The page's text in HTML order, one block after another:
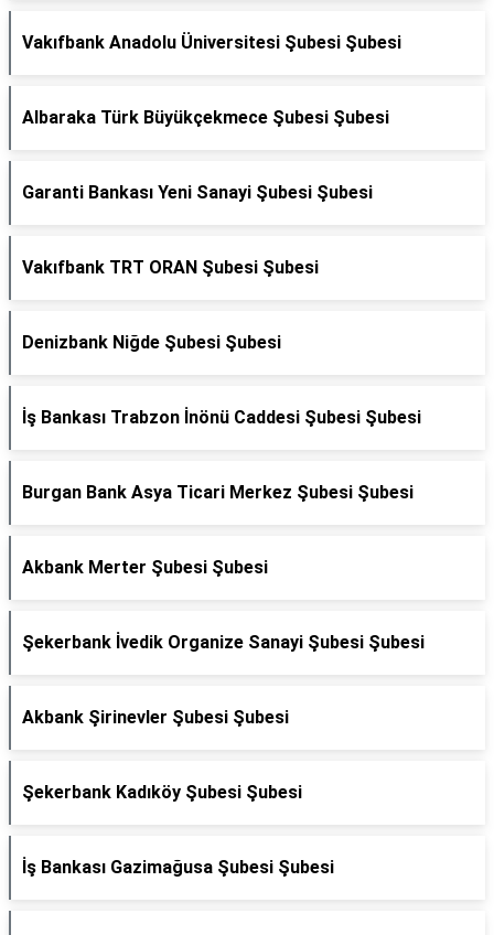
Vakıfbank Anadolu Üniversitesi Şubesi Şubesi
Albaraka Türk Büyükçekmece Şubesi Şubesi
Garanti Bankası Yeni Sanayi Şubesi Şubesi
Vakıfbank TRT ORAN Şubesi Şubesi
Denizbank Niğde Şubesi Şubesi
İş Bankası Trabzon İnönü Caddesi Şubesi Şubesi
Burgan Bank Asya Ticari Merkez Şubesi Şubesi
Akbank Merter Şubesi Şubesi
Şekerbank İvedik Organize Sanayi Şubesi Şubesi
Akbank Şirinevler Şubesi Şubesi
Şekerbank Kadıköy Şubesi Şubesi
İş Bankası Gazimağusa Şubesi Şubesi